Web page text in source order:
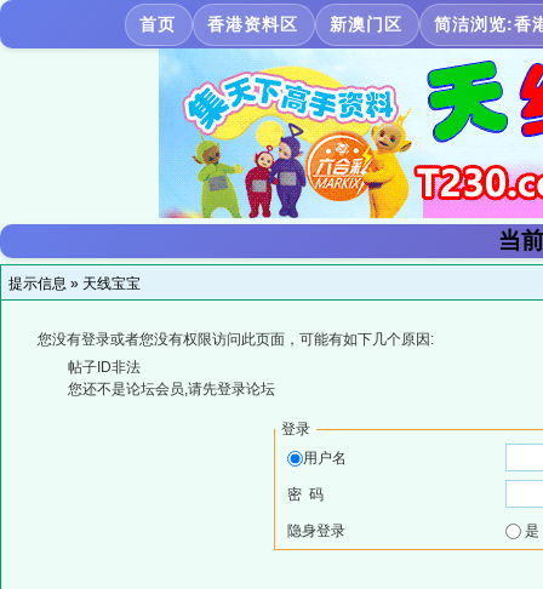
首页 香港资料区 新澳门区 简洁浏览:香
当
提示信息 » 天线宝宝
您没有登录或者您没有权限访问此页面，可能有如下几个原因:
帖子ID非法
您还不是论坛会员,请先登录论坛
登录
用户名
密 码
隐身登录